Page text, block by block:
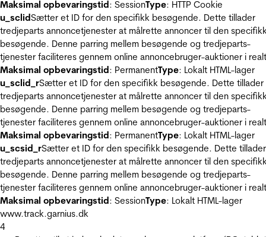
Maksimal opbevaringstid: SessionType: HTTP Cookie
u_sclidSætter et ID for den specifikk besøgende. Dette tillader
tredjeparts annoncetjenester at målrette annoncer til den
besøgende. Denne parring mellem besøgende og tredjeparts-
tjenester faciliteres gennem online annoncebruger-auktioner i
Maksimal opbevaringstid: PermanentType: Lokalt HTML-lager
u_sclid_rSætter et ID for den specifikk besøgende. Dette tillader
tredjeparts annoncetjenester at målrette annoncer til den
besøgende. Denne parring mellem besøgende og tredjeparts-
tjenester faciliteres gennem online annoncebruger-auktioner i
Maksimal opbevaringstid: PermanentType: Lokalt HTML-lager
u_scsid_rSætter et ID for den specifikk besøgende. Dette tillader
tredjeparts annoncetjenester at målrette annoncer til den
besøgende. Denne parring mellem besøgende og tredjeparts-
tjenester faciliteres gennem online annoncebruger-auktioner i
Maksimal opbevaringstid: SessionType: Lokalt HTML-lager
www.track.garnius.dk
4